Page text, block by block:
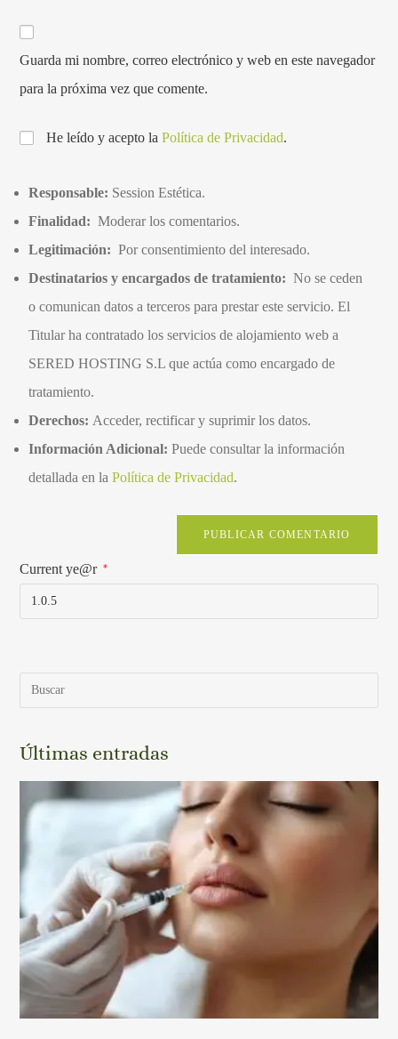
Guarda mi nombre, correo electrónico y web en este navegador
para la próxima vez que comente.
He leído y acepto laPolítica de Privacidad.
Responsable: Session Estética.
Finalidad: Moderar los comentarios.
Legitimación: Por consentimiento del interesado.
Destinatarios y encargados de tratamiento: No se ceden
o comunican datos a terceros para prestar este servicio. El
Titular ha contratado los servicios de alojamiento web a
SERED HOSTING S.L que actúa como encargado de
tratamiento.
Derechos: Acceder, rectificar y suprimir los datos.
Información Adicional: Puede consultar la información
detallada en laPolítica de Privacidad.
Current ye@r *
Últimas entradas